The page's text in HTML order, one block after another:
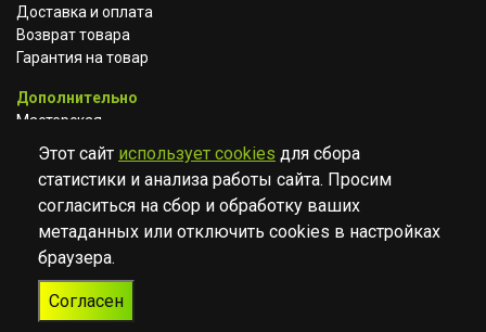
Доставка и оплата
Возврат товара
Гарантия на товар
Дополнительно
Мастерская
Сотрудничество
YOUTUBE
© Музыкальный магазин Muzik Room, 2023-2026
Этот сайт использует cookies для сбора
статистики и анализа работы сайта. Просим
согласиться на сбор и обработку ваших
метаданных или отключить cookies в настройках
браузера.
Согласен